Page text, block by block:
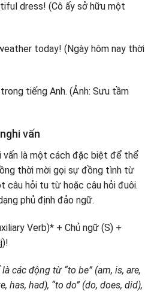
dress! (Cô ấy sở hữu một
today! (Ngày hôm nay thời
vấn
vấn là một cách đặc biệt để thể
thời mời gọi sự đồng tình từ
câu hỏi tu từ hoặc câu hỏi đuôi.
phủ định đảo ngữ.
Verb)* + Chủ ngữ (S) +
các động từ “to be” (am, is, are,
has, had), “to do” (do, does, did),